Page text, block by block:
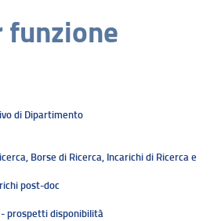
funzione
di Dipartimento
Borse di Ricerca, Incarichi di Ricerca e
post-doc
prospetti disponibilità